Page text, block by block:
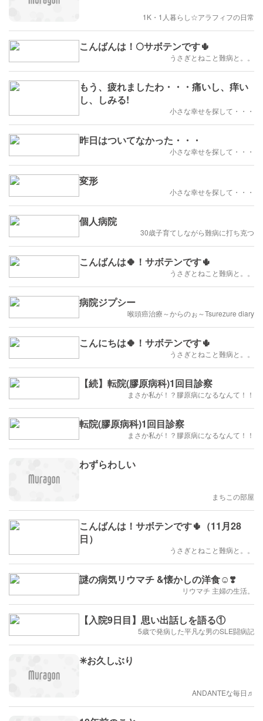
1K・1人暮らし☆アラフィフの日常
こんばんは！🌕️サボテンです🌵
うさぎとねこと難病と。。
もう、疲れましたわ・・・痛いし、痒い
し、しみる!
小さな幸せを探して・・・
昨日はついてなかった・・・
小さな幸せを探して・・・
変形
小さな幸せを探して・・・
個人病院
30歳子育てしながら難病に打ち克つ
こんばんは🍀！サボテンです🌵
うさぎとねこと難病と。。
病院ジプシー
喉頭癌治療～からのぉ～Tsurezure diary
こんにちは🍀！サボテンです🌵
うさぎとねこと難病と。。
【続】転院(膠原病科)1回目診察
まさか私が！？膠原病になるなんて！！
転院(膠原病科)1回目診察
まさか私が！？膠原病になるなんて！！
わずらわしい
まちこの部屋
こんばんは！サボテンです🌵（11月28
日）
うさぎとねこと難病と。。
謎の病気リウマチ &懐かしの洋食☺️❣️
リウマチ 主婦の生活。
【入院9日目】思い出話しを語る①
5歳で発病した平凡な男のSLE闘病記
✳︎お久しぶり
ANDANTEな毎日♬